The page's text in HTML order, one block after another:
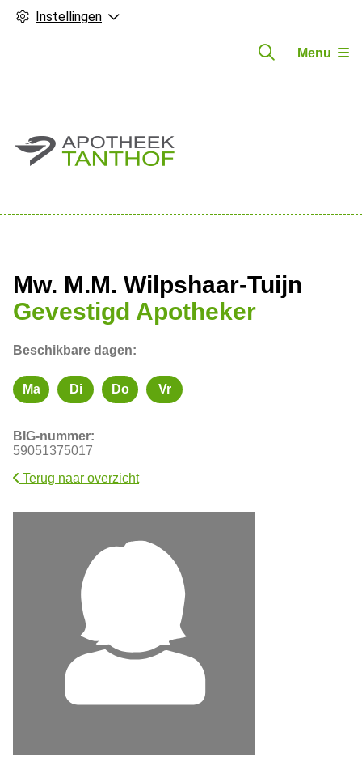
Instellingen
Menu
Mw. M.M. Wilpshaar-Tuijn
Gevestigd Apotheker
Beschikbare dagen:
Maandag
Ma Dinsdag
Di Donderdag
Do Vrijdag
Vr
BIG-nummer:
59051375017
Terug naar overzicht